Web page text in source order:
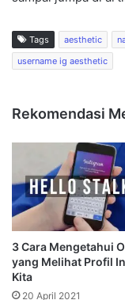
Tags aesthetic
username ig aesthetic
Rekomendasi
3 Cara Mengetahui
yang Melihat Profil
Kita
20 April 2021